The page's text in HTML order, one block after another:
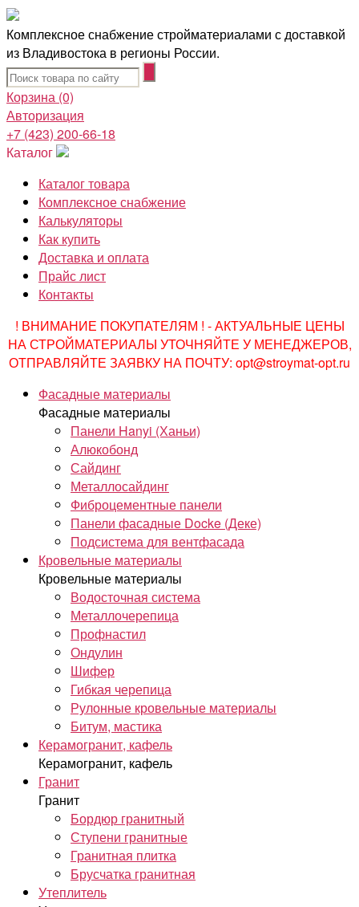
Комплексное снабжение стройматериалами с доставкой
из Владивостока в регионы России.
Корзина (0)
Авторизация
+7 (423) 200-66-18
Каталог
Каталог товара
Комплексное снабжение
Калькуляторы
Как купить
Доставка и оплата
Прайс лист
Контакты
! ВНИМАНИЕ ПОКУПАТЕЛЯМ ! - АКТУАЛЬНЫЕ ЦЕНЫ
НА СТРОЙМАТЕРИАЛЫ УТОЧНЯЙТЕ У МЕНЕДЖЕРОВ,
ОТПРАВЛЯЙТЕ ЗАЯВКУ НА ПОЧТУ: opt@stroymat-opt.ru
Фасадные материалы
Фасадные материалы
Панели Hanyi (Ханьи)
Алюкобонд
Сайдинг
Металлосайдинг
Фиброцементные панели
Панели фасадные Docke (Деке)
Подсистема для вентфасада
Кровельные материалы
Кровельные материалы
Водосточная система
Металлочерепица
Профнастил
Ондулин
Шифер
Гибкая черепица
Рулонные кровельные материалы
Битум, мастика
Керамогранит, кафель
Керамогранит, кафель
Гранит
Гранит
Бордюр гранитный
Ступени гранитные
Гранитная плитка
Брусчатка гранитная
Утеплитель